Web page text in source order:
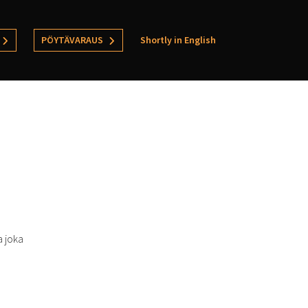
PÖYTÄVARAUS Shortly in English
joka